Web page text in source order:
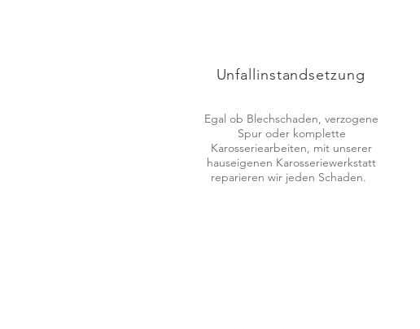
Unfallinstandsetzung
Egal ob Blechschaden, verzogene
Spur oder komplette
Karosseriearbeiten, mit unserer
hauseigenen Karosseriewerkstatt
reparieren wir jeden Schaden.